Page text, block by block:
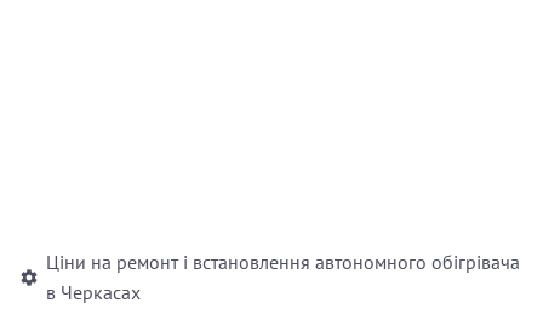
Ціни на ремонт і встановлення автономного обігрівача
в Черкасах